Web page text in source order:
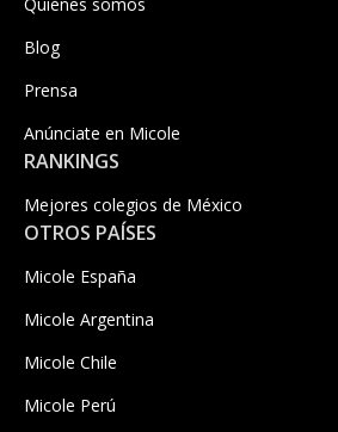
Blog
Prensa
Anúnciate en Micole
RANKINGS
Mejores colegios de México
OTROS PAÍSES
Micole España
Micole Argentina
Micole Chile
Micole Perú